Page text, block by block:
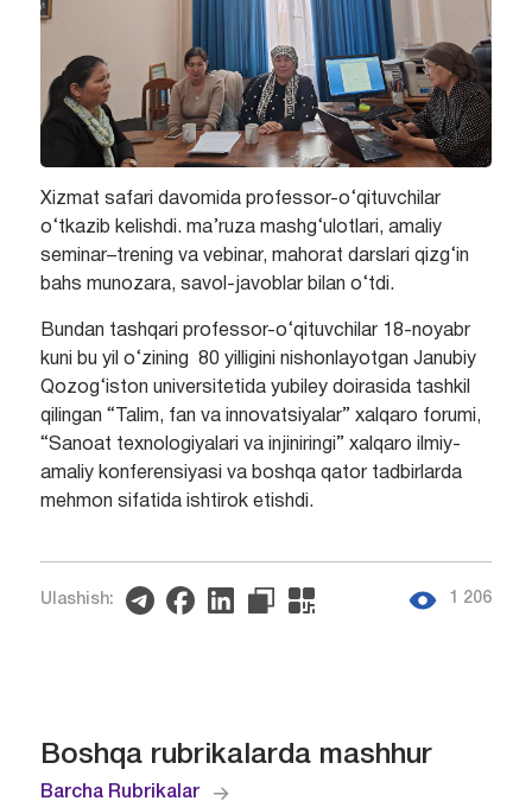
Xizmat safari davomida professor-o‘qituvchilar
o‘tkazib kelishdi. ma’ruza mashg‘ulotlari, amaliy
seminar–trening va vebinar, mahorat darslari qizg‘in
bahs munozara, savol-javoblar bilan o‘tdi.
Bundan tashqari professor-o‘qituvchilar 18-noyabr
kuni bu yil o‘zining 80 yilligini nishonlayotgan Janubiy
Qozog‘iston universitetida yubiley doirasida tashkil
qilingan “Talim, fan va innovatsiyalar” xalqaro forumi,
“Sanoat texnologiyalari va injiniringi” xalqaro ilmiy-
amaliy konferensiyasi va boshqa qator tadbirlarda
mehmon sifatida ishtirok etishdi.
Ulashish: 1 206
Boshqa rubrikalarda mashhur
Barcha Rubrikalar